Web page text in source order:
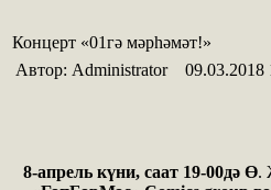
Концерт «01гә мәрһәмәт!»
Автор: Administrator
09.03.2018
8-апрель күни, саат 19-00дә Ө.